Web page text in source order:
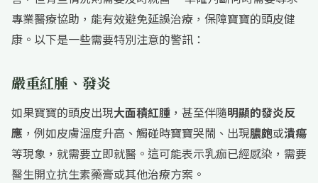
專業醫療協助，能有效避免延誤治療，保障寶寶的頭皮健
康。以下是一些需要特別注意的警訊：
嚴重紅腫、發炎
如果寶寶的頭皮出現大面積紅腫 ，甚至伴隨明顯的發炎反
應 ，例如皮膚溫度升高、觸碰時寶寶哭鬧、出現膿皰或潰瘍
等現象，就需要立即就醫。這可能表示乳痂已經感染，需要
醫生開立抗生素藥膏或其他治療方案。